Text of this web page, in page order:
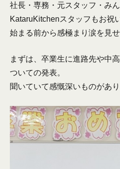
社長・専務・元スタッフ・み
KataruKitchenスタッフもお祝
始まる前から感極まり涙を見
まずは、卒業生に進路先や中
ついての発表。
聞いていて感慨深いものがあり